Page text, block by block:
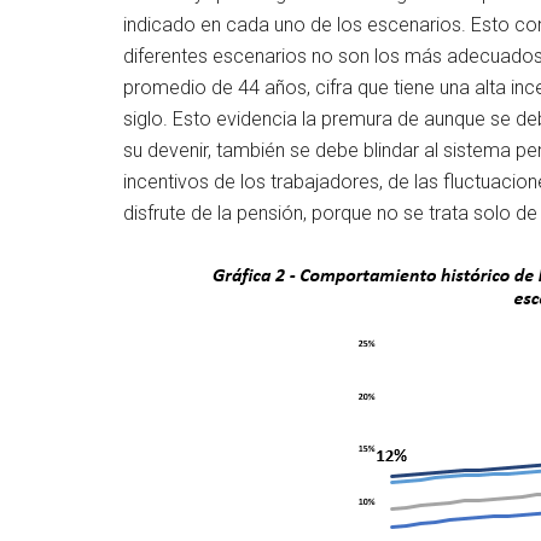
indicado en cada uno de los escenarios. Esto
diferentes escenarios no son los más
promedio de 44 años, cifra que tiene una alta
siglo. Esto evidencia la premura de aunque se
su devenir, también se debe blindar al sistema
incentivos de los trabajadores, de las
disfrute de la pensión, porque no se trata solo